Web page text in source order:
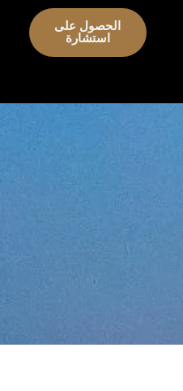
الحصول على
استشارة